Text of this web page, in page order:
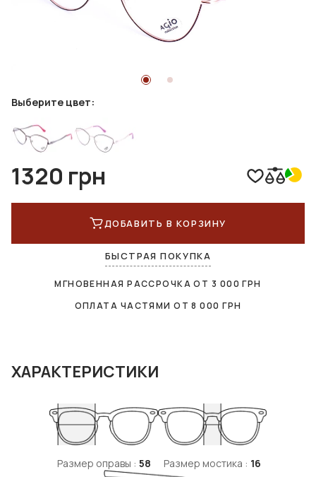
Выберите цвет:
1320 грн
ДОБАВИТЬ В КОРЗИНУ
БЫСТРАЯ ПОКУПКА
МГНОВЕННАЯ РАССРОЧКА ОТ 3 000 ГРН
ОПЛАТА ЧАСТЯМИ ОТ8 000 ГРН
ХАРАКТЕРИСТИКИ
Размер оправы : 58 Размер мостика : 16